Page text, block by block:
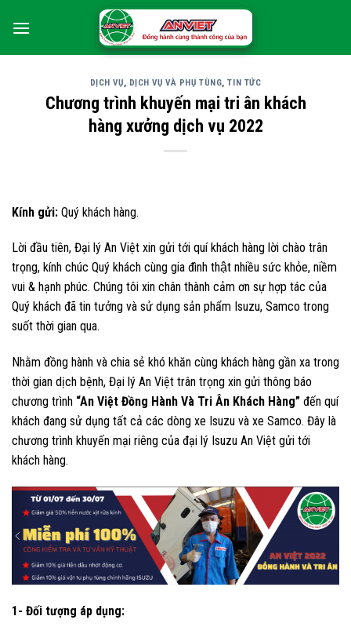
DỊCH VỤ, DỊCH VỤ VÀ PHỤ TÙNG,TIN TỨC
Chương trình khuyến mại tri ân khách
hàng xưởng dịch vụ 2022
Kính gửi: Quý khách hàng.
Lời đầu tiên, Đại lý An Việt xin gửi tới quí khách hàng lời chào trân
trọng, kính chúc Quý khách cùng gia đình thật nhiều sức khỏe, niềm
vui & hạnh phúc. Chúng tôi xin chân thành cảm ơn sự hợp tác của
Quý khách đã tin tưởng và sử dụng sản phẩm Isuzu, Samco trong
suốt thời gian qua.
Nhằm đồng hành và chia sẻ khó khăn cùng khách hàng gần xa trong
thời gian dịch bệnh, Đại lý An Việt trân trọng xin gửi thông báo
chương trình “An Việt Đồng Hành Và Tri Ân Khách Hàng” đến quí
khách đang sử dụng tất cả các dòng xe Isuzu và xe Samco. Đây là
chương trình khuyến mại riêng của đại lý Isuzu An Việt gửi tới
khách hàng.
1- Đối tượng áp dụng: